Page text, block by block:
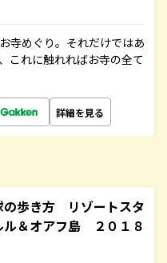
寺めぐり。それだけではあ
これに触れればお寺の全て
詳細を見る
歩き方 リゾートスタ
＆オアフ島 ２０１８